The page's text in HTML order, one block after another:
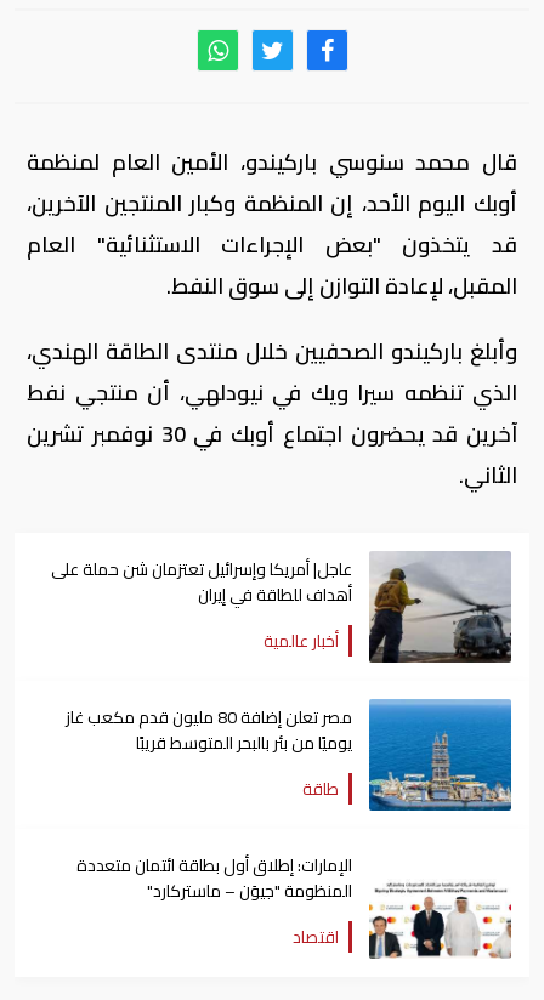
قال محمد سنوسي باركيندو، الأمين العام لمنظمة
أوبك اليوم الأحد، إن المنظمة وكبار المنتجين الآخرين،
قد يتخذون "بعض الإجراءات الاستثنائية" العام
المقبل، لإعادة التوازن إلى سوق النفط.
وأبلغ باركيندو الصحفيين خلال منتدى الطاقة الهندي،
الذي تنظمه سيرا ويك في نيودلهي، أن منتجي نفط
آخرين قد يحضرون اجتماع أوبك في 30 نوفمبر تشرين
الثاني.
عاجل| أمريكا وإسرائيل تعتزمان شن ​حملة على
أهداف للطاقة في ⁠إيران
أخبار عالمية
مصر تعلن إضافة 80 مليون قدم مكعب غاز
يوميًا من بئر بالبحر المتوسط قريبًا
طاقة
الإمارات: إطلاق أول بطاقة ائتمان متعددة
المنظومة "جيوَن – ماستركارد"
اقتصاد